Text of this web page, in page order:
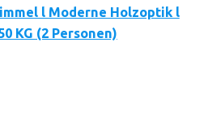
l Moderne Holzoptik l
KG (2 Personen)